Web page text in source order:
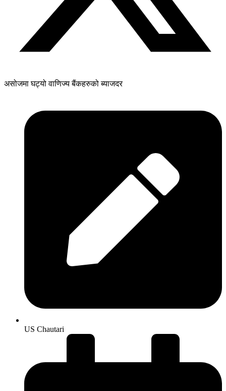
असोजमा घट्यो वाणिज्य बैंकहरुको ब्याजदर
US Chautari